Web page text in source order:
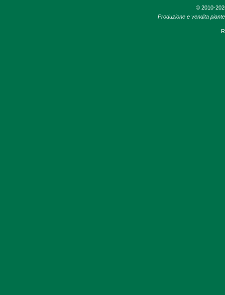
© 2010-
Produzione e vendita